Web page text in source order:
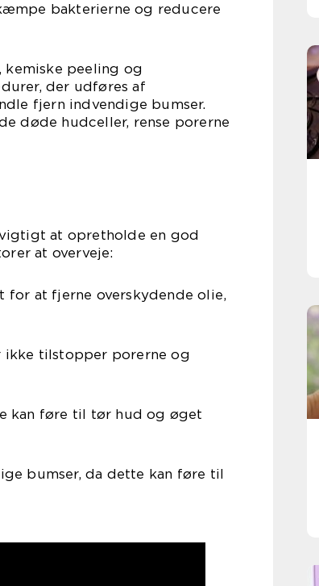
bakterierne og reducere
kemiske peeling og
der udføres af
fjern indvendige bumser.
døde hudceller, rense porerne
at opretholde en god
at overveje:
at fjerne overskydende olie,
ikke tilstopper porerne og
kan føre til tør hud og øget
bumser, da dette kan føre til